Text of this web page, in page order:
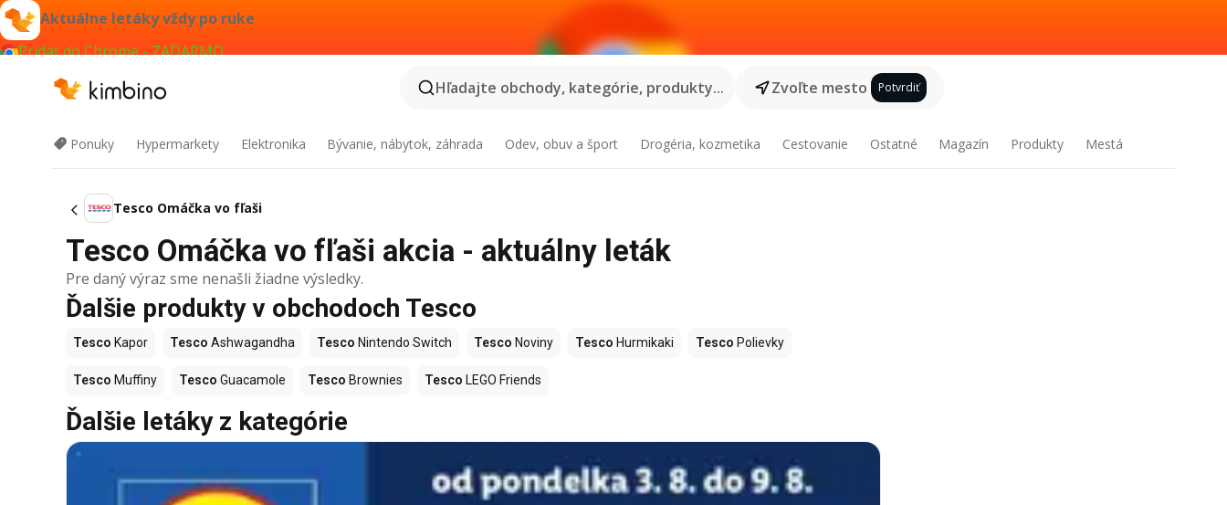
Aktuálne letáky vždy po ruke
Pridať do Chrome - ZADARMO
Hľadajte obchody, kategórie, produkty...
Zvoľte mesto Potvrdiť
Ponuky Hypermarkety Elektronika Bývanie, nábytok, záhrada Odev, obuv a šport Drogéria, kozmetika Cestovanie Ostatné Magazín Produkty Mestá
Tesco Omáčka vo fľaši
Tesco Omáčka vo fľaši akcia - aktuálny leták
Pre daný výraz sme nenašli žiadne výsledky.
Ďalšie produkty v obchodoch Tesco
Tesco Kapor Tesco Ashwagandha Tesco Nintendo Switch Tesco Noviny Tesco Hurmikaki Tesco Polievky
Tesco Muffiny Tesco Guacamole Tesco Brownies Tesco LEGO Friends
Ďalšie letáky z kategórie